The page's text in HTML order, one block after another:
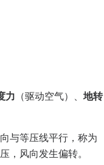
力 （驱动空气）、 地转
与等压线平行，称为
风向发生偏转。